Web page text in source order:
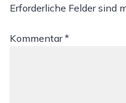
Erforderliche Felder sind
Kommentar*